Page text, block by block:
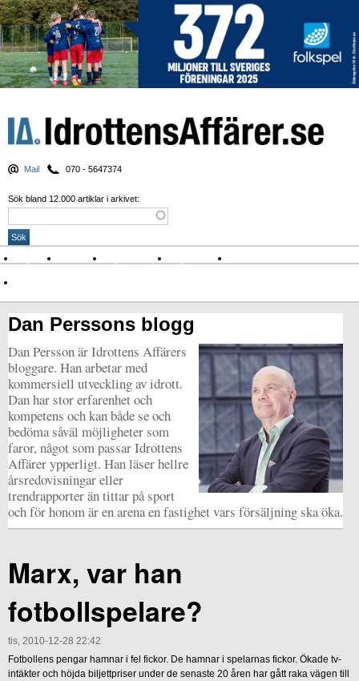
Mail 070 - 5647374
Sök bland 12.000 artiklar i arkivet:
Nyheter Krönikor Sport & spel Nyhetsbrev
Dan Perssons blogg
Dan Persson är Idrottens Affärers
bloggare. Han arbetar med
kommersiell utveckling av idrott.
Dan har stor erfarenhet och
kompetens och kan både se och
bedöma såväl möjligheter som
faror, något som passar Idrottens
Affärer ypperligt. Han läser hellre
årsredovisningar eller
trendrapporter än tittar på sport
och för honom är en arena en fastighet vars försäljning ska öka.
Marx, var han
fotbollspelare?
tis, 2010-12-28 22:42
Fotbollens pengar hamnar i fel fickor. De hamnar i spelarnas fickor. Ökade tv-
intäkter och höjda biljettpriser under de senaste 20 åren har gått raka vägen till